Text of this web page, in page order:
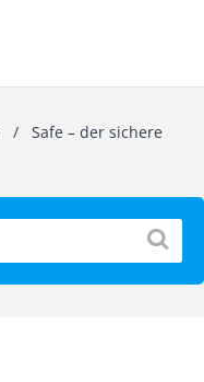
/ Safe – der sichere